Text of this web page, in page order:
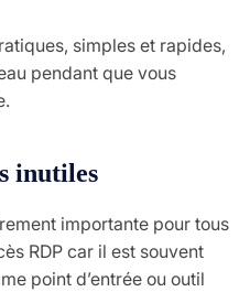
simples et rapides,
pendant que vous
inutiles
importante pour tous
RDP car il est souvent
point d’entrée ou outil